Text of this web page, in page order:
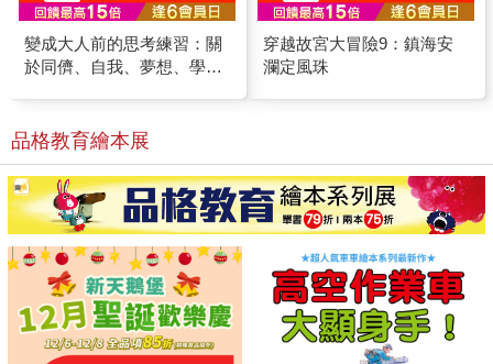
金句扉頁)
素養，探究生活中無所不在
於同儕、自我、夢想、學
業、戀愛和家人
瀾定風珠
品格教育繪本展